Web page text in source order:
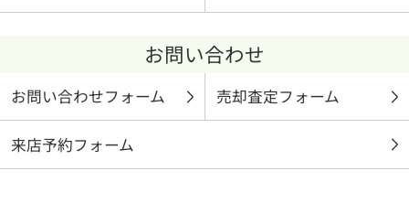
お問い合わせ
お問い合わせフォーム 売却査定フォーム
来店予約フォーム